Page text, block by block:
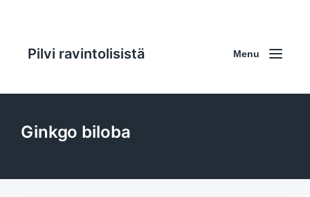
Pilvi ravintolisistä Menu
Ginkgo biloba